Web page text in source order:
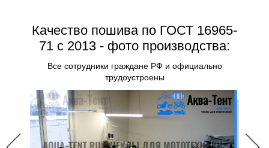
Качество пошива по ГОСТ 16965-
71 с 2013 - фото производства:
Все сотрудники граждане РФ и официально
трудоустроены